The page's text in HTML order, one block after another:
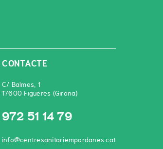
CONTACTE
C/ Balmes, 1
17600 Figueres (Girona)
972 51 14 79
info@centresanitariempordanes.cat